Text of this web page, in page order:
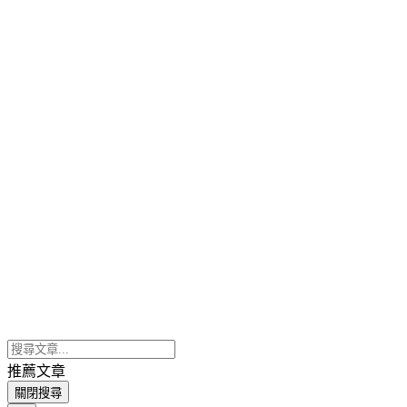
推薦文章
關閉搜尋